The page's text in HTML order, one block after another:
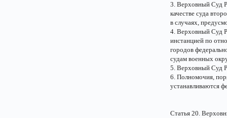
3. Верховный Суд
качестве суда
в случаях,
4. Верховный Суд
инстанцией по
городов
судам военных
5. Верховный Суд
6. Полномочия,
устанавливаются
Статья 20.